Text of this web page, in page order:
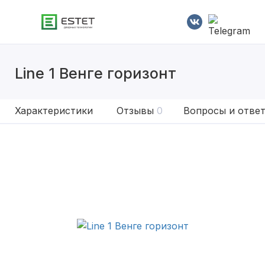
Line 1 Венге горизонт
Характеристики Отзывы 0 Вопросы и